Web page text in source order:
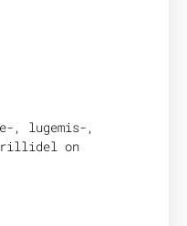
, lugemis-,
on